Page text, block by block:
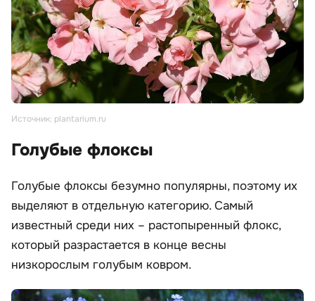
Источник: plantarium.ru
Голубые флоксы
Голубые флоксы безумно популярны, поэтому их
выделяют в отдельную категорию. Самый
известный среди них – растопыренный флокс,
который разрастается в конце весны
низкорослым голубым ковром.